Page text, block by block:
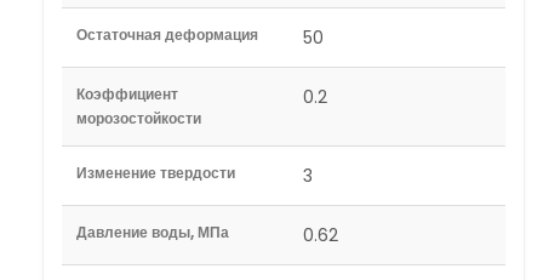
Остаточная деформация 50
Коэффициент
морозостойкости
0.2
Изменение твердости 3
Давление воды, МПа 0.62